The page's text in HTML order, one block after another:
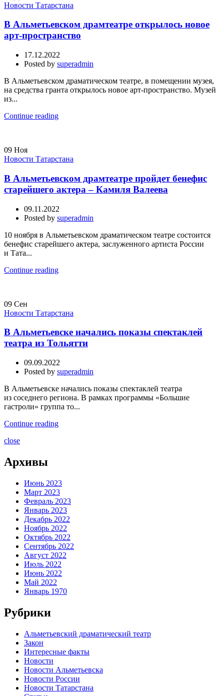
Новости Татарстана
В Альметьевском драмтеатре открылось новое
арт-пространство
17.12.2022
Posted by superadmin
В Альметьевском драматическом театре, в помещении музея,
на средства гранта открылось новое арт-пространство. Музей
из...
Continue reading
09 Ноя
Новости Татарстана
В Альметьевском драмтеатре пройдет бенефис
старейшего актера – Камиля Валеева
09.11.2022
Posted by superadmin
10 ноября в Альметьевском драматическом театре состоится
бенефис старейшего актера, заслуженного артиста России
и Тата...
Continue reading
09 Сен
Новости Татарстана
В Альметьевске начались показы спектаклей
театра из Тольятти
09.09.2022
Posted by superadmin
В Альметьевске начались показы спектаклей театра
из соседнего региона. В рамках программы «Большие
гастроли» группа то...
Continue reading
close
Архивы
Июнь 2023
Март 2023
Февраль 2023
Январь 2023
Декабрь 2022
Ноябрь 2022
Октябрь 2022
Сентябрь 2022
Август 2022
Июль 2022
Июнь 2022
Май 2022
Январь 1970
Рубрики
Альметьевский драматический театр
Закон
Интересные факты
Новости
Новости Альметьевска
Новости России
Новости Татарстана